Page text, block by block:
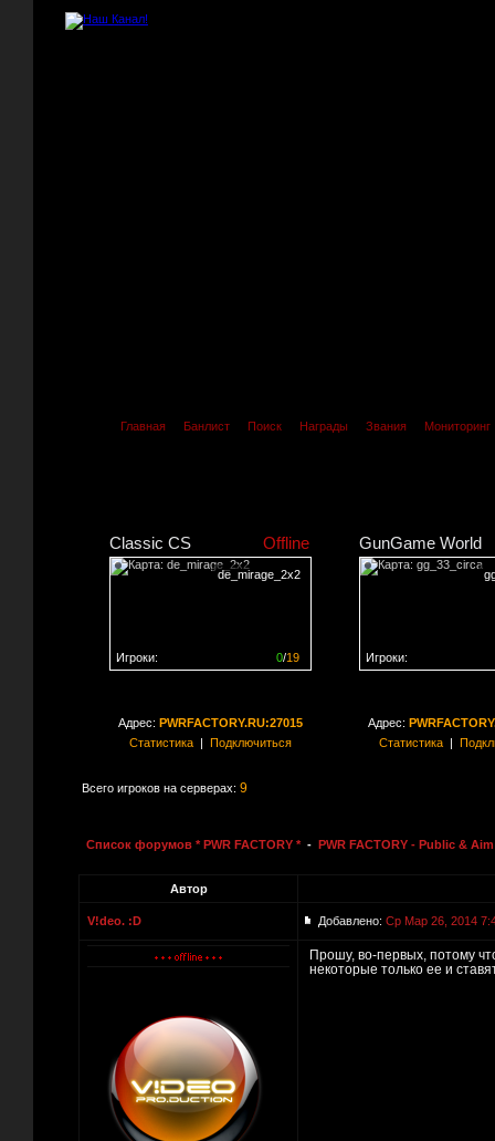
Главная Банлист Поиск Награды Звания Мониторинг
Classic CS Offline
de_mirage_2x2
0/19
Игроки:
GunGame World
Игроки:
Адрес: PWRFACTORY.RU:27015
Статистика| Подключиться
Адрес:
Статистика|
Всего игроков на серверах: 9
Список форумов * PWR FACTORY * - PWR FACTORY - Public &
Автор
V!deo. :D Добавлено: Ср Мар 26, 2014
Прошу, во-первых, потому
некоторые только ее и